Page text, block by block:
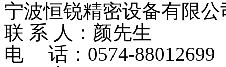
宁波恒锐精密设备有限公
联 系 人：颜先生
电 话：0574-88012699